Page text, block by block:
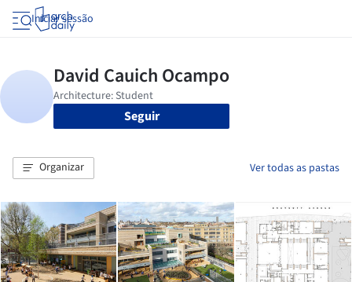
Iniciar sessão
Seguir
Organizar Ver todas as pastas